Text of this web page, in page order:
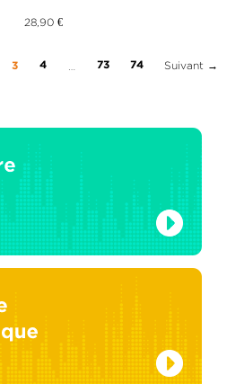
28,90 €
3(current)
4 73 74 Suivant →